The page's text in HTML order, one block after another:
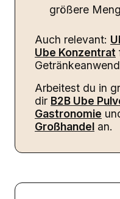
größere
Auch relevant:
Ube Konzentrat
Arbeitest du in
dir B2B Ube
Gastronomie
Großhandel an.